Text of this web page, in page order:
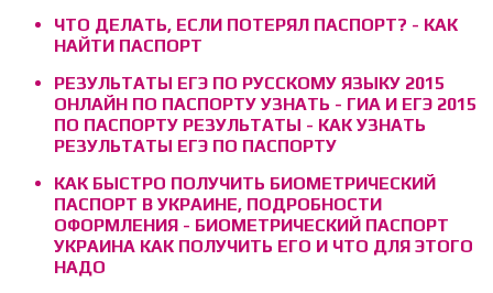
ЧТО ДЕЛАТЬ, ЕСЛИ ПОТЕРЯЛ ПАСПОРТ? - КАК
НАЙТИ ПАСПОРТ
РЕЗУЛЬТАТЫ ЕГЭ ПО РУССКОМУ ЯЗЫКУ 2015
ОНЛАЙН ПО ПАСПОРТУ УЗНАТЬ - ГИА И ЕГЭ 2015
ПО ПАСПОРТУ РЕЗУЛЬТАТЫ - КАК УЗНАТЬ
РЕЗУЛЬТАТЫ ЕГЭ ПО ПАСПОРТУ
КАК БЫСТРО ПОЛУЧИТЬ БИОМЕТРИЧЕСКИЙ
ПАСПОРТ В УКРАИНЕ, ПОДРОБНОСТИ
ОФОРМЛЕНИЯ - БИОМЕТРИЧЕСКИЙ ПАСПОРТ
УКРАИНА КАК ПОЛУЧИТЬ ЕГО И ЧТО ДЛЯ ЭТОГО
НАДО